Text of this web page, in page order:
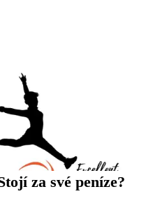
za své peníze?